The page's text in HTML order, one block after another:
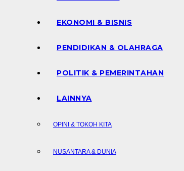
EKONOMI & BISNIS
PENDIDIKAN & OLAHRAGA
POLITIK & PEMERINTAHAN
LAINNYA
OPINI & TOKOH KITA
NUSANTARA & DUNIA